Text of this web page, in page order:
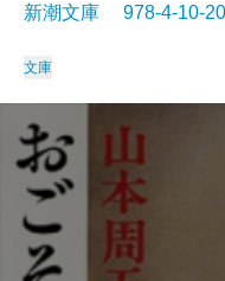
新潮文庫 978-4-10-
文庫